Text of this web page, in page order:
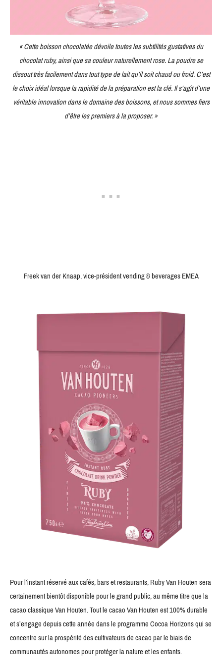
« Cette boisson chocolatée dévoile toutes les subtilités gustatives du
chocolat ruby, ainsi que sa couleur naturellement rose. La poudre se
dissout très facilement dans tout type de lait qu’il soit chaud ou froid. C’est
le choix idéal lorsque la rapidité de la préparation est la clé. Il s’agit d’une
véritable innovation dans le domaine des boissons, et nous sommes fiers
d’être les premiers à la proposer. »
Freek van der Knaap, vice-président vending & beverages EMEA
Pour l’instant réservé aux cafés, bars et restaurants, Ruby Van Houten sera
certainement bientôt disponible pour le grand public, au même titre que la
cacao classique Van Houten. Tout le cacao Van Houten est 100% durable
et s’engage depuis cette année dans le programme Cocoa Horizons qui se
concentre sur la prospérité des cultivateurs de cacao par le biais de
communautés autonomes pour protéger la nature et les enfants.